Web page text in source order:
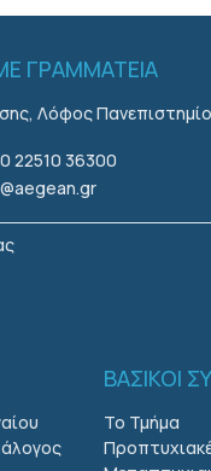
ΓΡΑΜΜΑΤΕΙΑ
Λόφος
22510 36300
ΒΑΣΙΚΟΙ
Το Τμήμα